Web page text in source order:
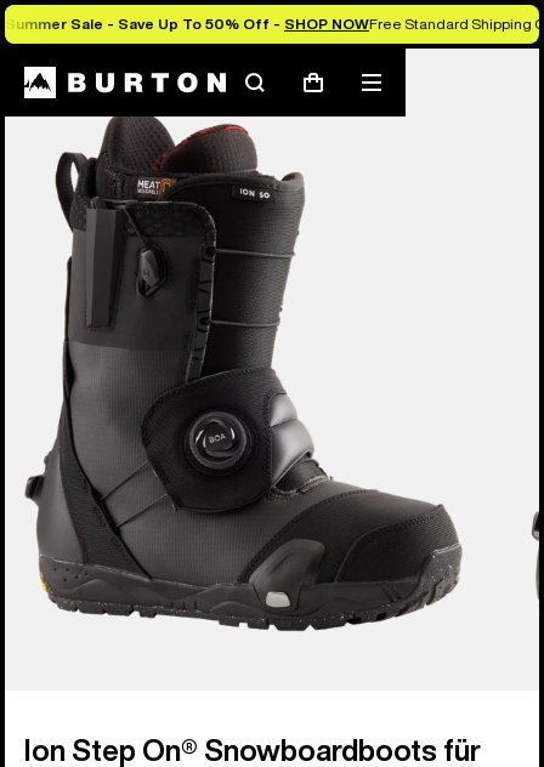
Summer Sale - Save Up To 50% Off - SHOP NOWFree Standard Shipping
SuchenWarenkorb
Menü
Die Experten von Burton erklären es dir
Ion Step On® Snowboardboots für